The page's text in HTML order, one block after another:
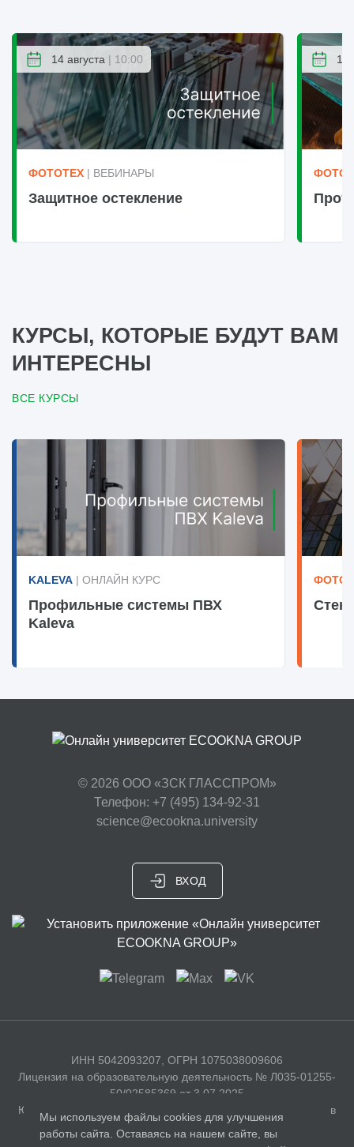
14 августа | 10:00
ФОТОТЕХ | ВЕБИНАРЫ
Защитное остекление
14
КУРСЫ, КОТОРЫЕ БУДУТ ВАМ
ИНТЕРЕСНЫ
ВСЕ КУРСЫ
KALEVA | ОНЛАЙН КУРС
Профильные системы ПВХ
Kaleva
© 2026 ООО «ЗСК ГЛАССПРОМ»
Телефон: +7 (495) 134-92-31
science@ecookna.university
ВХОД
ИНН 5042093207, ОГРН 1075038009606
Лицензия на образовательную деятельность № Л035-01255-
50/02585369 от 3.07.2025
Юридический адрес: 141326, Московская область, г. Сергиев
Посад, с. Бужаниново, Полевая улица, д. 35
Мы используем файлы cookies для улучшения
работы сайта. Оставаясь на нашем сайте, вы